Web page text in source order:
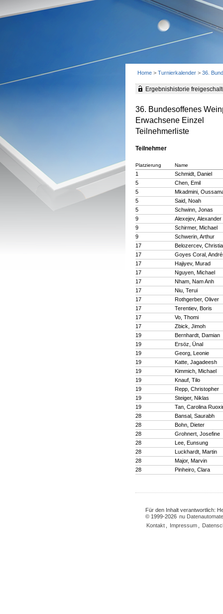
Home > Turnierkalender > 36.
Ergebnishistorie
36. Bundesoffenes
Erwachsene Einzel
Teilnehmerliste
Teilnehmer
Platzierung Name
1
Schmidt, Daniel
5
Chen, Emil
5
Mkadmini,
5
Said, Noah
5
Schwinn, Jonas
9
Alexejev, Alexander
9
Schirmer, Michael
9
Schwerin, Arthur
17
Belozercev,
17
Goyes Coral,
17
Hajiyev, Murad
17
Nguyen, Michael
17
Nham, Nam Anh
17
Niu, Terui
17
Rothgerber, Oliver
17
Terentiev, Boris
17
Vo, Thomi
17
Zbick, Jimoh
19
Bernhardt, Damian
19
Ersöz, Ünal
19
Georg, Leonie
19
Katte, Jagadeesh
19
Kimmich, Michael
19
Knauf, Tilo
19
Repp, Christopher
19
Steiger, Niklas
19
Tan, Carolina
28
Bansal, Saurabh
28
Bohn, Dieter
28
Grohnert, Josefine
28
Lee, Eunsung
28
Luckhardt, Martin
28
Major, Marvin
28
Pinheiro, Clara
Für den Inhalt verantwortlich:
© 1999-2026 nu
Kontakt
Impressum